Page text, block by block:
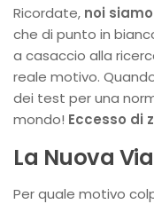
Ricordate, noi
che di punto in
a casaccio alla
reale motivo.
dei test per una
mondo! Eccesso di
La Nuova
Per quale motivo